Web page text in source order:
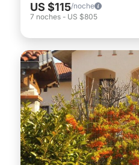
US $115/noche
7 noches - US $805